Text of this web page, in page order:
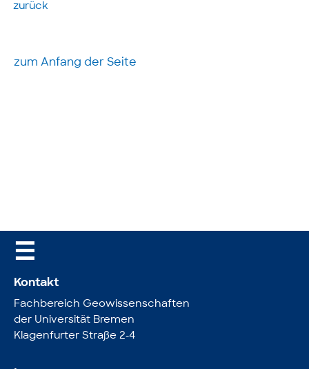
zurück
zum Anfang der Seite
☰
Kontakt
Fachbereich Geowissenschaften
der Universität Bremen
Klagenfurter Straße 2-4